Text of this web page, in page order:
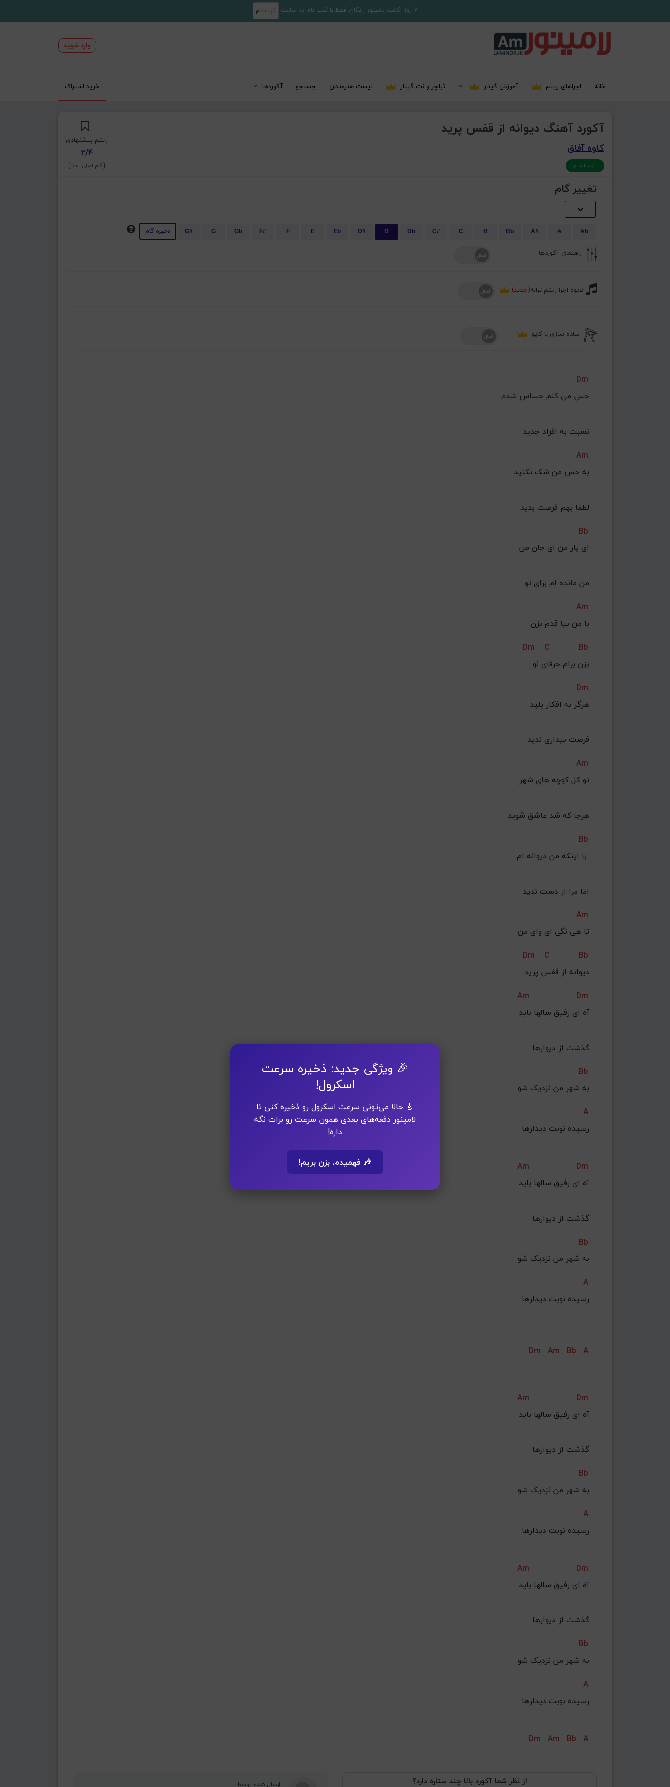
7 روز اکانت لامینور رایگان فقط با ثبت نام در سایت ثبت نام
وارد شوید
خانه اجراهای ریتم آموزش گیتار تبلچر و نت گیتار لیست هنرمندان جستجو آکوردها خرید اشتراک
آکورد آهنگ دیوانه از قفس پرید
کاوه آفاق
تأیید لامینور
ریتم پیشنهادی
2/4
گام اصلی: Dm
تغییر گام
🎉 ویژگی جدید: ذخیره سرعت
اسکرول!
🎸 حالا می‌تونی سرعت اسکرول رو ذخیره کنی تا
لامینور دفعه‌های بعدی همون سرعت رو برات نگه
داره!
🎶 فهمیدم، بزن بریم!
Ab
A
A#
Bb
B
C
C#
Db
D
D#
Eb
E
F
F#
Gb
G
G# ذخیره گام
راهنمای آکوردها
نحوه اجرا ریتم ترانه(جدید)
ساده سازی با کاپو
Dm
حس می کنم حساس شدم
نسبت به افراد جدید
Am
به حس من شک نکنید
لطفا بهم فرصت بدید
Bb
ای یار من ای جان من
من مانده ام برای تو
Am
با من بیا قدم بزن
Dm
C
Bb
بزن برام حرفای نو
Dm
هرگز به افکار پلید
فرصت بیداری ندید
Am
تو کل کوچه های شهر
هرجا که شد عاشق شَوید
Bb
اما مرا از دست ندید
Am
تا هی نگی ای وای من
Dm
C
Bb
دیوانه از قفس پرید
Am
Dm
آه ای رفیق سالها باید
گذشت از دیوارها
Bb
به شهر من نزدیک شو
A
رسیده نوبت دیدارها
Am
Dm
آه ای رفیق سالها باید
گذشت از دیوارها
Bb
به شهر من نزدیک شو
A
رسیده نوبت دیدارها
Dm Am Bb A
Am
Dm
آه ای رفیق سالها باید
گذشت از دیوارها
Bb
به شهر من نزدیک شو
A
رسیده نوبت دیدارها
Am
Dm
آه ای رفیق سالها باید
گذشت از دیوارها
Bb
به شهر من نزدیک شو
A
رسیده نوبت دیدارها
Dm Am Bb A
از نظر شما آکورد بالا چند ستاره دارد؟ ارسال شده توسط